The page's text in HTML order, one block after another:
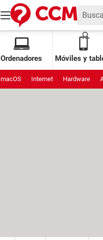
Ordenadores Móviles y
macOS Internet Hardware